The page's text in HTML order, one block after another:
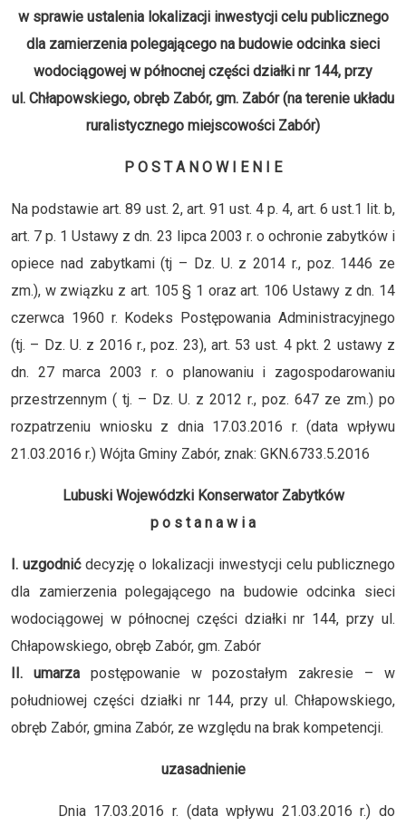
w sprawie ustalenia lokalizacji inwestycji celu publicznego
dla zamierzenia polegającego na budowie odcinka sieci
wodociągowej w północnej części działki nr 144, przy
ul. Chłapowskiego, obręb Zabór, gm. Zabór (na terenie układu
ruralistycznego miejscowości Zabór)
P O S T A N O W I E N I E
Na podstawie art. 89 ust. 2, art. 91 ust. 4 p. 4, art. 6 ust.1 lit. b,
art. 7 p. 1 Ustawy z dn. 23 lipca 2003 r. o ochronie zabytków i
opiece nad zabytkami (tj – Dz. U. z 2014 r., poz. 1446 ze
zm.), w związku z art. 105 § 1 oraz art. 106 Ustawy z dn. 14
czerwca 1960 r. Kodeks Postępowania Administracyjnego
(tj. – Dz. U. z 2016 r., poz. 23), art. 53 ust. 4 pkt. 2 ustawy z
dn. 27 marca 2003 r. o planowaniu i zagospodarowaniu
przestrzennym ( tj. – Dz. U. z 2012 r., poz. 647 ze zm.) po
rozpatrzeniu wniosku z dnia 17.03.2016 r. (data wpływu
21.03.2016 r.) Wójta Gminy Zabór, znak: GKN.6733.5.2016
Lubuski Wojewódzki Konserwator Zabytków
p o s t a n a w i a
I. uzgodnićdecyzję o lokalizacji inwestycji celu publicznego
dla zamierzenia polegającego na budowie odcinka sieci
wodociągowej w północnej części działki nr 144, przy ul.
Chłapowskiego, obręb Zabór, gm. Zabór
II. umarzapostępowanie w pozostałym zakresie – w
południowej części działki nr 144, przy ul. Chłapowskiego,
obręb Zabór, gmina Zabór, ze względu na brak kompetencji.
uzasadnienie
Dnia 17.03.2016 r. (data wpływu 21.03.2016 r.) do